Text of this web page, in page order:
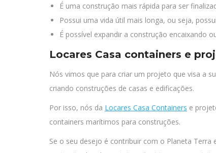
É uma construção mais rápida para ser
Possui uma vida útil mais longa, ou seja,
É possível expandir a construção encaixando
Locares Casa containers e
Nós vimos que para criar um projeto que visa a
criando construções de casas e edificações.
Por isso, nós da Locares Casa Containers e
containers marítimos para construções.
Se o seu desejo é contribuir com o Planeta